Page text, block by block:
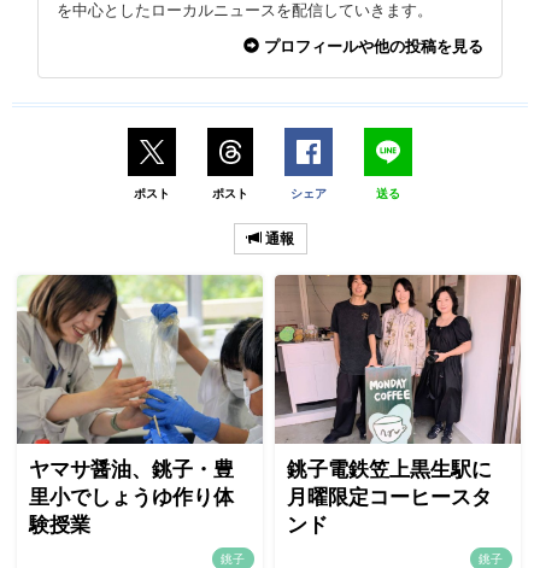
を中心としたローカルニュースを配信していきます。
プロフィールや他の投稿を見る
ポスト ポスト シェア 送る
通報
ヤマサ醤油、銚子・豊
里小でしょうゆ作り体
験授業
銚子
銚子電鉄笠上黒生駅に
月曜限定コーヒースタ
ンド
銚子